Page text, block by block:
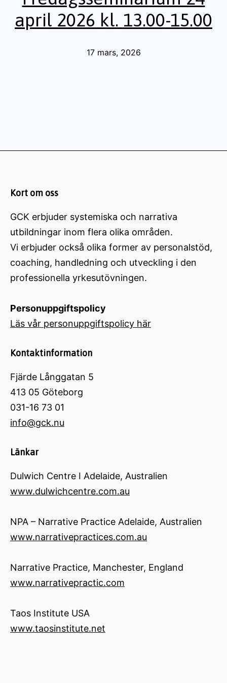
april 2026 kl. 13.00-15.00
Publicerat
17 mars, 2026
Kort om oss
GCK erbjuder systemiska och narrativa
utbildningar inom flera olika områden.
Vi erbjuder också olika former av personalstöd,
coaching, handledning och utveckling i den
professionella yrkesutövningen.
Personuppgiftspolicy
Läs vår personuppgiftspolicy här
Kontaktinformation
Fjärde Långgatan 5
413 05 Göteborg
031-16 73 01
info@gck.nu
Länkar
Dulwich Centre I Adelaide, Australien
www.dulwichcentre.com.au
NPA – Narrative Practice Adelaide, Australien
www.narrativepractices.com.au
Narrative Practice, Manchester, England
www.narrativepractic.com
Taos Institute USA
www.taosinstitute.net